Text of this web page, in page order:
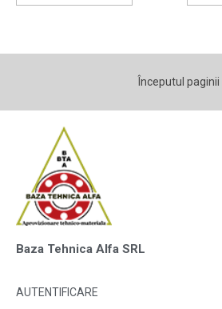
Începutul paginii
Baza Tehnica Alfa SRL
AUTENTIFICARE